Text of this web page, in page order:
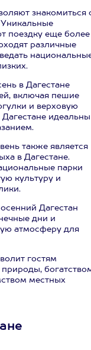
знакомиться
поездку еще более
различные
в Дагестане
включая пешие
и верховую
идеальны
также является
в Дагестане.
парки
культуру и
Дагестан
дни и
атмосферу для
гостям
местных